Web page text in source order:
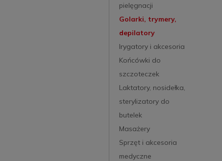
pielęgnacji
Golarki, trymery,
depilatory
Irygatory i akcesoria
Końcówki do
szczoteczek
Laktatory, nosidełka,
sterylizatory do
butelek
Masażery
Sprzęt i akcesoria
medyczne